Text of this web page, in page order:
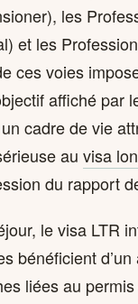
les
et les
ces voies
affiché
cadre de vie
au visa
du rapport
le visa LTR
bénéficient
liées au